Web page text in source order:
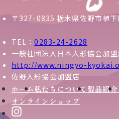
〒327-0835 栃木県佐野市植下
TEL：0283-24-2628
一般社団法人日本人形協会加
http://www.ningyo-
佐野人形協会加盟店
ホーム私たちについて 製品紹介
オンラインショップ